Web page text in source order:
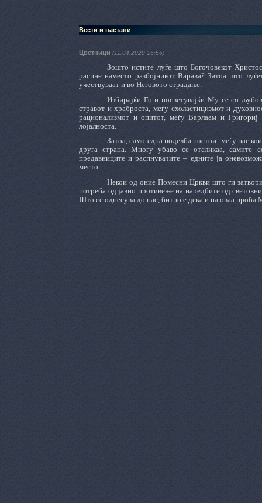
Вести и настани
Цветници (11.04.2020 16:56)
Зошто истите луѓе што Богочовекот
распне наместо разбојникот Варава? Затоа што
учествуваат и во Неговото страдање.
Избирајќи Го и посветувајќи Му се со
стравот и храброста, меѓу схоластицизмот и
рационализмот и опитот, меѓу Варлаам и
лојалноста.
Затоа, само една поделба постои: меѓу нас
друга страна. Многу убаво се отсликаа, самите
предавниците и распнувачите – едните ја
место.
Некои од оние Помесни Цркви што ги
потреба од јавно противење на наредбите од
Што се однесува до нас, битно е дека и на оваа